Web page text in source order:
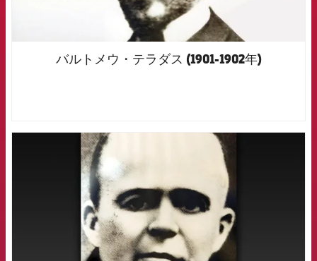
バルトメウ・テラダス (1901-1902年)
FCB Barcelona badge